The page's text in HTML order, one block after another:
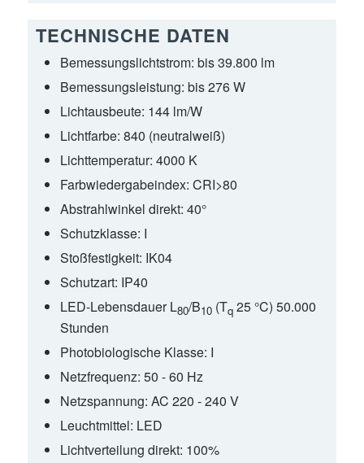
TECHNISCHE DATEN
Bemessungslichtstrom: bis 39.800 lm
Bemessungsleistung: bis 276 W
Lichtausbeute: 144 lm/W
Lichtfarbe: 840 (neutralweiß)
Lichttemperatur: 4000 K
Farbwiedergabeindex: CRI>80
Abstrahlwinkel direkt: 40°
Schutzklasse: I
Stoßfestigkeit: IK04
Schutzart: IP40
LED-Lebensdauer L80/B10(Tq25 °C) 50.000
Stunden
Photobiologische Klasse: I
Netzfrequenz: 50 - 60 Hz
Netzspannung: AC 220 - 240 V
Leuchtmittel: LED
Lichtverteilung direkt: 100%